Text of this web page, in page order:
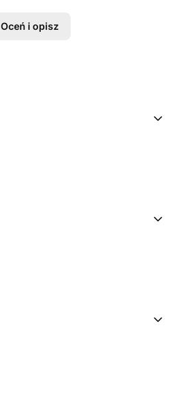
Oceń i opisz